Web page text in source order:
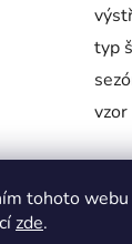
tohoto webu
zde.
typ
vzor